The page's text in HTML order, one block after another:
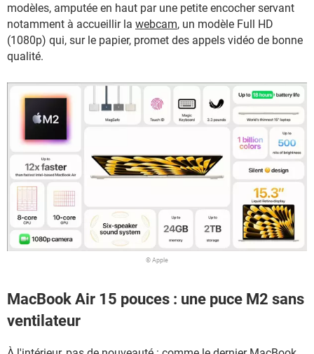
modèles, amputée en haut par une petite encocher servant
notamment à accueillir la webcam, un modèle Full HD
(1080p) qui, sur le papier, promet des appels vidéo de bonne
qualité.
© Apple
MacBook Air 15 pouces : une puce M2 sans
ventilateur